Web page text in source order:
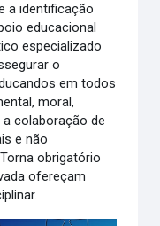
a identificação
educacional
especializado
o
em todos
moral,
colaboração de
e não
obrigatório
ofereçam